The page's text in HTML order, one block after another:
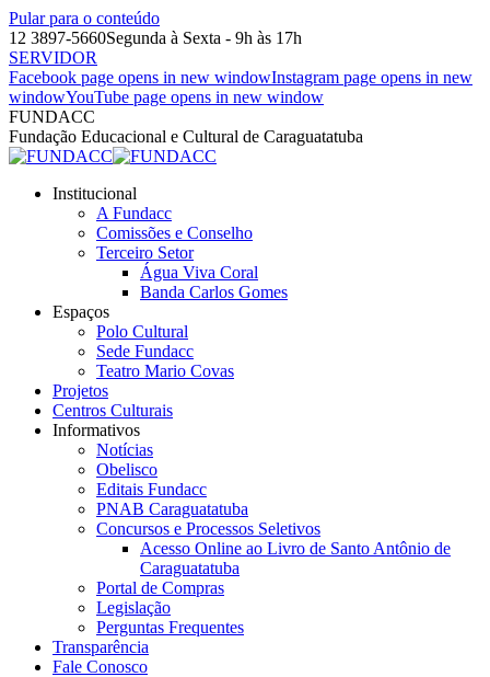
Pular para o conteúdo
12 3897-5660Segunda à Sexta - 9h às 17h
SERVIDOR
Facebook page opens in new windowInstagram page opens in new
windowYouTube page opens in new window
FUNDACC
Fundação Educacional e Cultural de Caraguatatuba
Institucional
A Fundacc
Comissões e Conselho
Terceiro Setor
Água Viva Coral
Banda Carlos Gomes
Espaços
Polo Cultural
Sede Fundacc
Teatro Mario Covas
Projetos
Centros Culturais
Informativos
Notícias
Obelisco
Editais Fundacc
PNAB Caraguatatuba
Concursos e Processos Seletivos
Acesso Online ao Livro de Santo Antônio de
Caraguatatuba
Portal de Compras
Legislação
Perguntas Frequentes
Transparência
Fale Conosco